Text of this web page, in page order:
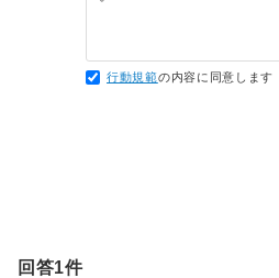
行動規範の内容に同意します
回答1件